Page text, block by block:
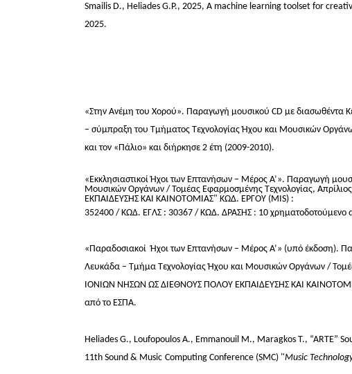
Smailis D., Heliades G.P., 2025, A machine learning toolset for
2025.
«Στην Ανέμη του Χορού». Παραγωγή μουσικού CD με διασωθέντα
– σύμπραξη του Τμήματος Τεχνολογίας Ήχου και Μουσικών
και τον «Πάλιο» και διήρκησε 2 έτη (2009-2010).
«Εκκλησιαστικοί Ήχοι των Επτανήσων – Μέρος Α’». Παραγωγή
Μουσικών Οργάνων / Τομέας Εφαρμοσμένης Τεχνολογίας,
ΕΚΠΑΙΔΕΥΣΗΣ ΚΑΙ ΚΑΙΝΟΤΟΜΙΑΣ" ΚΩΔ. ΕΡΓΟΥ (MIS) :
352400 / ΚΩΔ. ΕΓΛΣ : 30367 / ΚΩΔ. ΔΡΑΣΗΣ : 10 χρηματοδοτούμενο
«Παραδοσιακοί Ήχοι των Επτανήσων – Μέρος Α’» (υπό έκδοση).
Λευκάδα – Τμήμα Τεχνολογίας Ήχου και Μουσικών Οργάνων /
ΙΟΝΙΩΝ ΝΗΣΩΝ ΩΣ ΔΙΕΘΝΟΥΣ ΠΟΛΟΥ ΕΚΠΑΙΔΕΥΣΗΣ ΚΑΙ
από το ΕΣΠΑ.
Heliades G., Loufopoulos A., Emmanouil M., Maragkos T., “ARTE”
11th Sound & Music Computing Conference (SMC) "Music